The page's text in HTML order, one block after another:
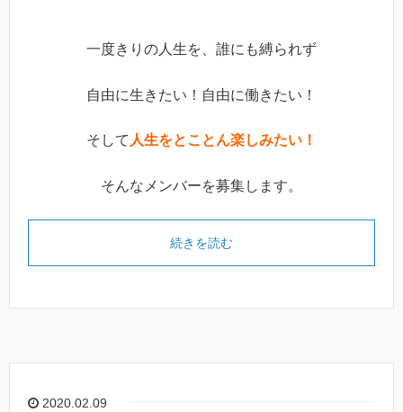
一度きりの人生を、誰にも縛られず
自由に生きたい！自由に働きたい！
そして 人生をとことん楽しみたい！
そんなメンバーを募集します。
続きを読む
2020.02.09